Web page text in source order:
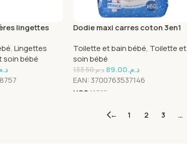
lingettes
, Lingettes
soin bébé
Dodie maxi carres coton 3en1
Toilette et bain bébé, Toilette et
soin bébé
د.م.133.50 د.م.89.00
EAN: 3700763537146
UGS 11305
← 1 2 3 …